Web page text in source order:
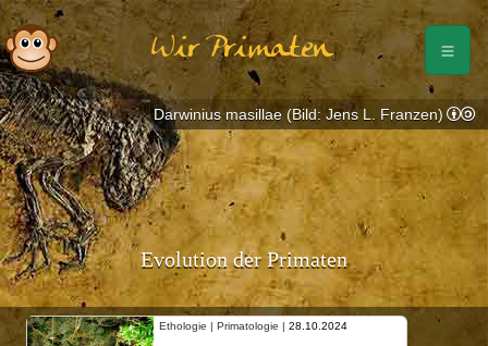
Wir Primaten
Evolution der Primaten
Ethologie | Primatologie | 28.10.2024
Darwinius masillae (Bild: Jens L. Franzen)